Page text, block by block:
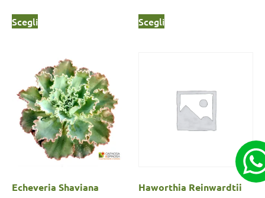
Scegli Scegli
Echeveria Shaviana Haworthia Reinwardtii